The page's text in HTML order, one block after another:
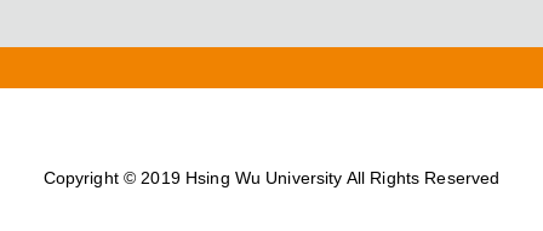
Copyright © 2019 Hsing Wu University All Rights Reserved